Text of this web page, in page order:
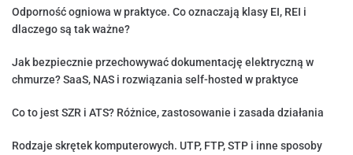
Odporność ogniowa w praktyce. Co oznaczają klasy EI, REI i
dlaczego są tak ważne?
Jak bezpiecznie przechowywać dokumentację elektryczną w
chmurze? SaaS, NAS i rozwiązania self-hosted w praktyce
Co to jest SZR i ATS? Różnice, zastosowanie i zasada działania
Rodzaje skrętek komputerowych. UTP, FTP, STP i inne sposoby